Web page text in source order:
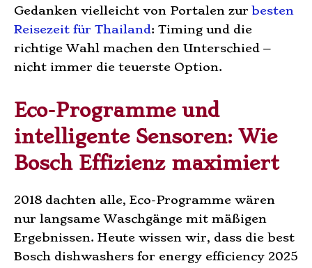
Gedanken vielleicht von Portalen zur besten
Reisezeit für Thailand: Timing und die
richtige Wahl machen den Unterschied –
nicht immer die teuerste Option.
Eco-Programme und
intelligente Sensoren: Wie
Bosch Effizienz maximiert
2018 dachten alle, Eco-Programme wären
nur langsame Waschgänge mit mäßigen
Ergebnissen. Heute wissen wir, dass die best
Bosch dishwashers for energy efficiency 2025